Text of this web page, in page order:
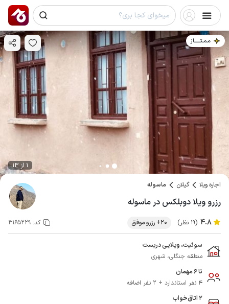
مـمـتــــــاز
1 از 13
اجاره ویلا گیلان ماسوله
رزرو ویلا دوبلکس در ماسوله
4.8 (19 نظر) 20+ رزرو موفق کد: 3165229
سوئیت، ویلایی دربست
منطقه جنگلی، شهری
تا 6 مهمان
4 نفر استاندارد + 2 نفر اضافه
2 اتاق‌خواب